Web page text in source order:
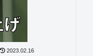
2023.02.16